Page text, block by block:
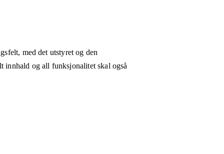
med det utstyret og den
innhald og all funksjonalitet skal også